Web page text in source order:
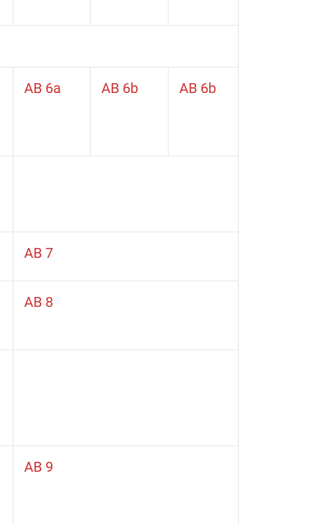
AB 6a AB 6b AB 6b
AB 7
AB 8
AB 9